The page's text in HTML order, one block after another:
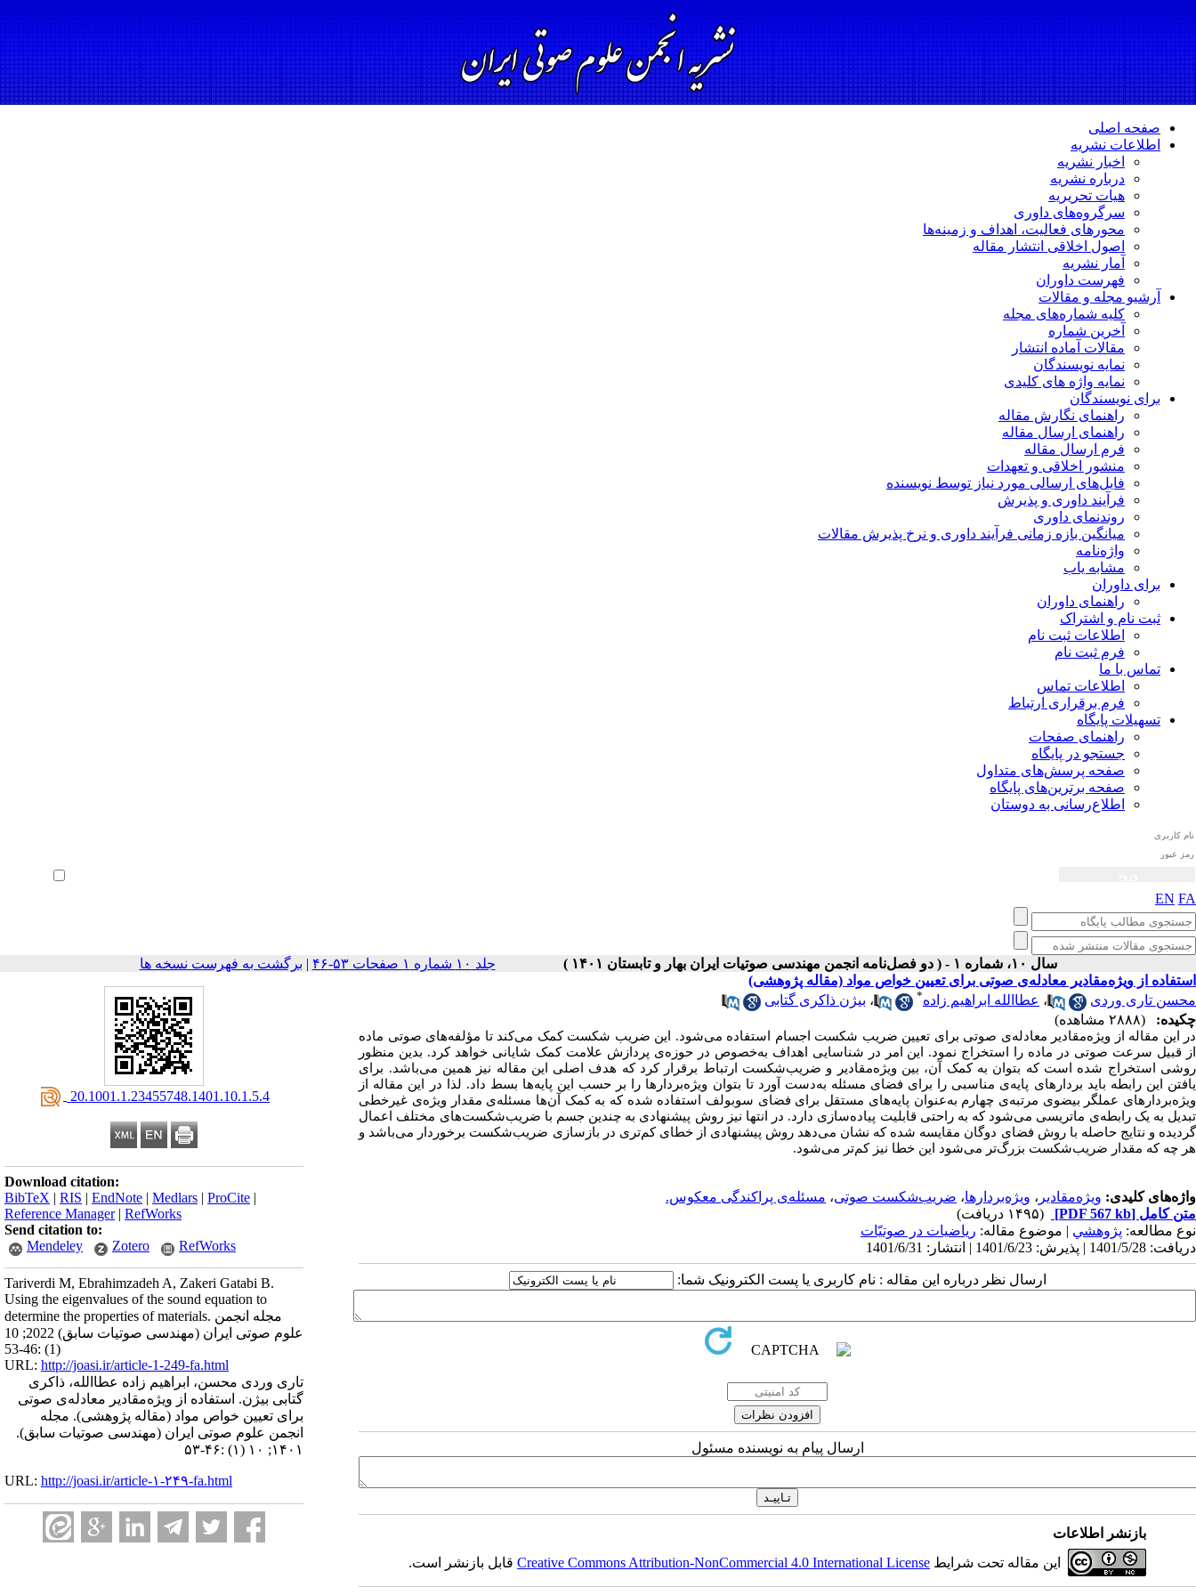
صفحه اصلی
اطلاعات نشریه
اخبار نشریه
درباره نشریه
هیات تحریریه
سرگروه‌های داوری
محورهای فعالیت، اهداف و زمینه‌ها
اصول اخلاقی انتشار مقاله
آمار نشریه
فهرست داوران
آرشیو مجله و مقالات
کلیه شماره‌های مجله
آخرین شماره
مقالات آماده انتشار
نمایه نویسندگان
نمایه واژه های کلیدی
برای نویسندگان
راهنمای نگارش مقاله
راهنمای ارسال مقاله
فرم ارسال مقاله
منشور اخلاقی و تعهدات
فایل‌های ارسالی مورد نیاز توسط نویسنده
فرآیند داوری و پذیرش
روندنمای داوری
میانگین بازه زمانی فرآیند داوری و نرخ پذیرش مقالات
واژه‌نامه
مشابه یاب
برای داوران
راهنمای داوران
ثبت نام و اشتراک
اطلاعات ثبت نام
فرم ثبت نام
تماس با ما
اطلاعات تماس
فرم برقراری ارتباط
تسهیلات پایگاه
راهنمای صفحات
جستجو در پایگاه
صفحه پرسش‌های متداول
صفحه برترین‌های پایگاه
اطلاع‌رسانی به دوستان
EN FA
سال ۱۰، شماره ۱ - ( دو فصل‌نامه انجمن مهندسی صوتیات ايران بهار و تابستان ۱۴۰۱ ) جلد ۱۰ شماره ۱ صفحات ۵۳-۴۶ | برگشت به فهرست نسخه ها
‎ 20.1001.1.23455748.1401.10.1.5.4
Download citation:
BibTeX | RIS | EndNote | Medlars | ProCite |
Reference Manager| RefWorks
Send citation to:
Mendeley
Zotero RefWorks
Tariverdi M, Ebrahimzadeh A, Zakeri Gatabi B.
Using the eigenvalues of the sound equation to
determine the properties of materials. مجله انجمن
علوم صوتی ایران (مهندسی صوتیات سابق) 2022; 10
(1) :46-53
URL: http://joasi.ir/article-1-249-fa.html
تاری وردی محسن، ابراهیم زاده عطاالله، ذاکری
گتابی بیژن. استفاده از ویژه‌مقادیر معادله‌ی صوتی
برای تعیین خواص مواد (مقاله پژوهشی). مجله
انجمن علوم صوتی ایران (مهندسی صوتیات سابق).
۱۴۰۱; ۱۰ (۱) :۴۶-۵۳
URL: http://joasi.ir/article-۱-۲۴۹-fa.html
استفاده از ویژه‌مقادیر معادله‌ی صوتی برای تعیین خواص مواد (مقاله پژوهشی)
محسن تاری وردی
، عطاالله ابراهیم زاده* ، بیژن ذاکری گتابی
چکیده:
(۲۸۸۸ مشاهده)
در این مقاله از ویژه‌مقادیر معادله‌­ی صوتی برای تعیین ضریب شکست اجسام استفاده می‌­شود. این ضریب شکست کمک می‌کند تا مؤلفه‌های صوتی ماده
از قبیل سرعت صوتی در ماده را استخراج نمود. این امر در شناسایی اهداف به‌خصوص در حوزه‌­ی پردازش علامت کمک شایانی خواهد کرد. بدین منظور
روشی استخراج شده است که بتوان به کمک آن، بین ویژه‌مقادیر و ضریب‌شکست ارتباط برقرار کرد که هدف اصلی این مقاله نیز همین می‌باشد. برای
یافتن این رابطه باید بردارهای پایه‌ی مناسبی را برای فضای مسئله به‌دست آورد تا بتوان ویژه‌بردارها را بر حسب این پایه‌ها بسط داد. لذا در این مقاله از
ویژه‌بردارهای عملگر بیضوی مرتبه­‌ی چهارم به‌عنوان پایه‌­های مستقل برای فضای سوبولف استفاده شده که به کمک آن‌ها مسئله­‌ی مقدار ویژه­‌ی غیرخطی
تبدیل به یک رابطه­‌ی ماتریسی می‌شود که به راحتی قابلیت پیاده‌سازی دارد. در انتها نیز روش پیشنهادی به چندین جسم با ضریب‌شکست­‌های مختلف اعمال
گردیده و نتایج حاصله با روش فضای دوگان مقایسه شده که نشان می‌­دهد روش پیشنهادی از خطای کم‌تری در بازسازی ضریب‌شکست برخوردار می‌­باشد و
هر چه که مقدار ضریب‌شکست بزرگ‌تر می‌شود این خطا نیز کم‌تر می‌شود.
واژه‌های کلیدی: ویژه‌مقادیر ، ویژه‌بردارها، ضریب‌شکست صوتی، مسئله‌ی پراکندگی معکوس.
متن کامل [PDF 567 kb]
(۱۴۹۵ دریافت)
نوع مطالعه: پژوهشي | موضوع مقاله: ریاضیات در صوتیّات
دریافت: 1401/5/28 | پذیرش: 1401/6/23 | انتشار: 1401/6/31
ارسال نظر درباره این مقاله : نام کاربری یا پست الکترونیک شما:
ارسال پیام به نویسنده مسئول
بازنشر اطلاعات
این مقاله تحت شرایط Creative Commons Attribution-NonCommercial 4.0 International Licenseقابل بازنشر است.